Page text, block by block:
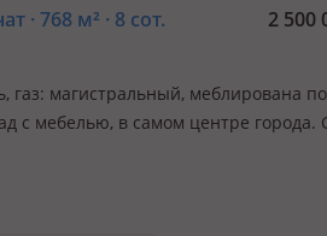
· 768 м² · 8 сот. 2 500
газ: магистральный, меблирована
с мебелью, в самом центре города.